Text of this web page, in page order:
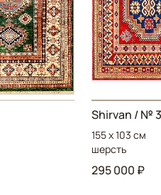
Shirvan / №
155 x 103 см
шерсть
295 000 ₽